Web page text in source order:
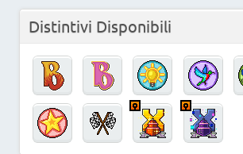
Distintivi Disponibili